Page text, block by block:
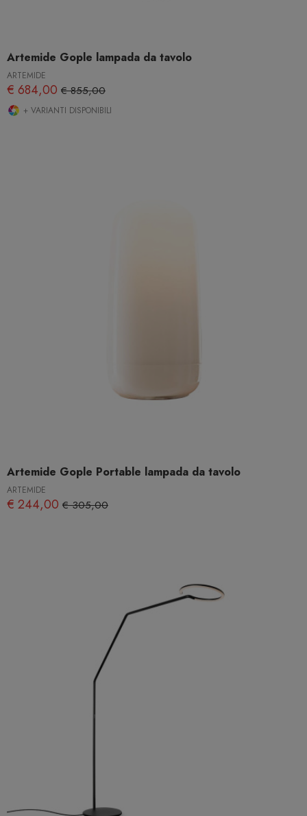
Artemide Gople lampada da tavolo
ARTEMIDE
€ 684,00 € 855,00
+ VARIANTI DISPONIBILI
Artemide Gople Portable lampada da tavolo
ARTEMIDE
€ 244,00 € 305,00